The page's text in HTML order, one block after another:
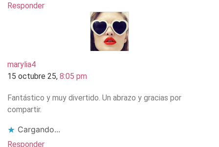
Responder
marylia4
15 octubre 25, 8:05 pm
Fantástico y muy divertido. Un abrazo y gracias por
compartir.
Cargando...
Responder